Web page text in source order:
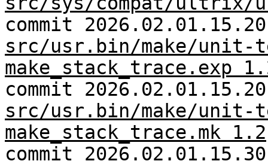
commit
src/usr.bin/make/unit-
make_stack_trace.exp
commit
src/usr.bin/make/unit-
make_stack_trace.mk 1.2
commit